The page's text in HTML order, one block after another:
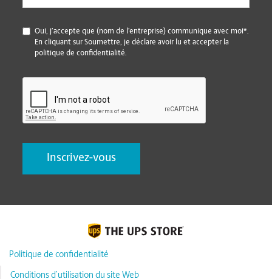
*
Oui, j’accepte que (nom de l’entreprise) communique avec moi*.
En cliquant sur Soumettre, je déclare avoir lu et accepter la
politique de confidentialité.
Politique de confidentialité
Conditions d’utilisation du site Web